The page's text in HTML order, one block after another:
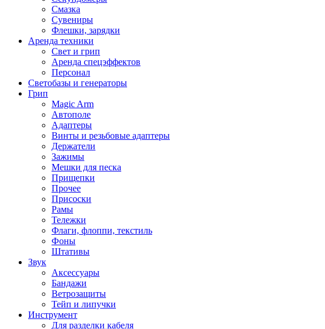
Смазка
Сувениры
Флешки, зарядки
Аренда техники
Свет и грип
Аренда спецэффектов
Персонал
Светобазы и генераторы
Грип
Magic Arm
Автополе
Адаптеры
Винты и резьбовые адаптеры
Держатели
Зажимы
Мешки для песка
Прищепки
Прочее
Присоски
Рамы
Тележки
Флаги, флоппи, текстиль
Фоны
Штативы
Звук
Аксессуары
Бандажи
Ветрозащиты
Тейп и липучки
Инструмент
Для разделки кабеля